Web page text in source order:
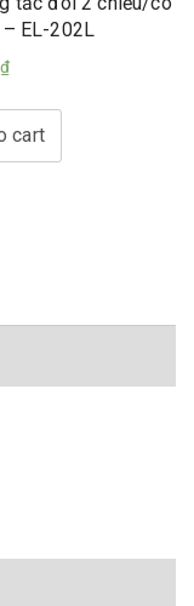
EL-202L
₫
cart